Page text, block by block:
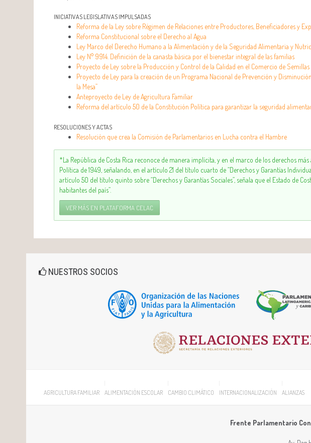
INICIATIVAS LEGISLATIVAS IMPULSADAS
Reforma de la Ley sobre Régimen de Relaciones entre Productores, Beneficiadores y
Reforma Constitucional sobre el Derecho al Agua
Ley Marco del Derecho Humano a la Alimentación y de la Seguridad Alimentaria y
Ley N° 9914. Definición de la canasta básica por el bienestar integral de las familias
Proyecto de Ley sobre la Producción y Control de la Calidad en el Comercio de Semillas
Proyecto de Ley para la creación de un Programa Nacional de Prevención y
la Mesa”
Anteproyecto de Ley de Agricultura Familiar
Reforma del artículo 50 de la Constitución Política para garantizar la seguridad
RESOLUCIONES Y ACTAS
Resolución que crea la Comisión de Parlamentarios en Lucha contra el Hambre
*La República de Costa Rica reconoce de manera implícita, y en el marco de los derechos
Política de 1949, señalando, en el artículo 21 del título cuarto de “Derechos y Garantías
artículo 50 del título quinto sobre “Derechos y Garantías Sociales”, señala que el Estado de
habitantes del país”.
VER MÁS EN PLATAFORMA CELAC
NUESTROS SOCIOS
AGRICULTURA FAMILIAR ALIMENTACIÓN ESCOLAR CAMBIO CLIMÁTICO INTERNACIONALIZACIÓN ALIANZAS
Frente Parlamentario